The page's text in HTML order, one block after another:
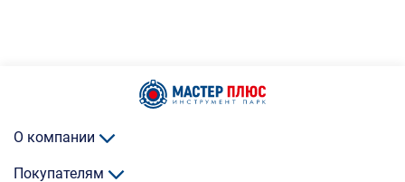
О компании
Покупателям